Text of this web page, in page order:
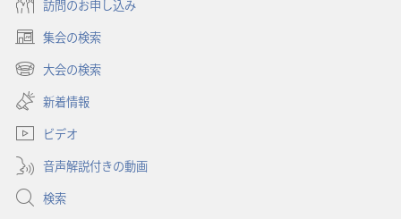
訪問のお申し込み
集会の検索
（新
し
タ
で
開
く）
大会の検索
（新
し
い
タ
ブ
で
開
く）
新着情報
ビデオ
音声解説付きの動画
検索